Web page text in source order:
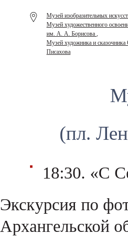
Музей изобразительных
Музей художественного
им. А. А. Борисова ,
Музей художника и сказочника
Писахова
(пл.
18:30. «С
Экскурсия по
Архангельской